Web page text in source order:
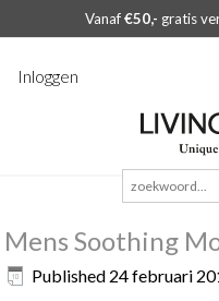
Vanaf€50,- gratis
Inloggen
Zoeken
naar:
Mens Soothing
Published 24 februari